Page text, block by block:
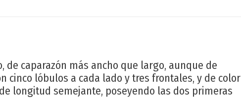
de caparazón más ancho que largo, aunque de
cinco lóbulos a cada lado y tres frontales, y de color
longitud semejante, poseyendo las dos primeras